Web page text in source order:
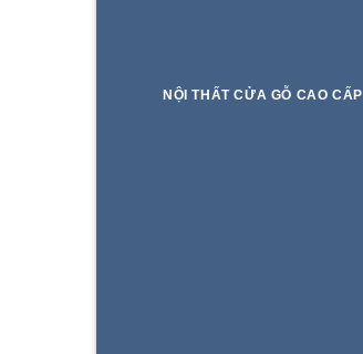
NỘI THẤT CỬA GỖ CAO CẤP